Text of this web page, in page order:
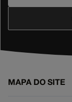
MAPA DO SITE